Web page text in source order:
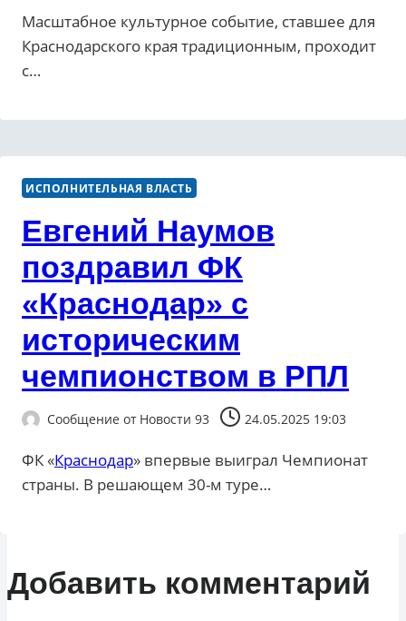
Масштабное культурное событие, ставшее для
Краснодарского края традиционным, проходит
с…
ИСПОЛНИТЕЛЬНАЯ ВЛАСТЬ
Евгений Наумов
поздравил ФК
«Краснодар» с
историческим
чемпионством в РПЛ
Сообщение от Новости 93 24.05.2025 19:03
ФК «Краснодар» впервые выиграл Чемпионат
страны. В решающем 30-м туре…
Добавить комментарий